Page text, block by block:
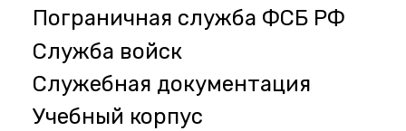
Пограничная служба ФСБ РФ
Служба войск
Служебная документация
Учебный корпус